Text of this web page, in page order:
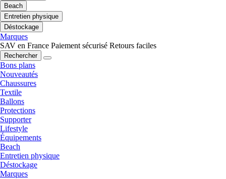
Beach
Entretien physique
Déstockage
Marques
SAV en France Paiement sécurisé Retours faciles
Rechercher
Bons plans
Nouveautés
Chaussures
Textile
Ballons
Protections
Supporter
Lifestyle
Équipements
Beach
Entretien physique
Déstockage
Marques